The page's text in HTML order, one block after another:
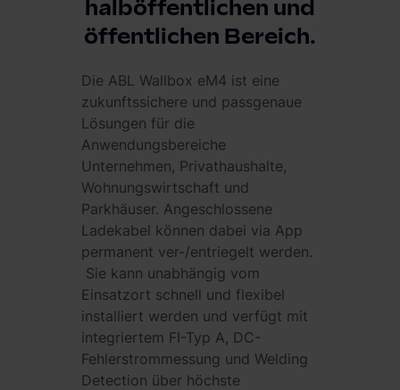
halböffentlichen und
öffentlichen Bereich.
Die ABL Wallbox eM4 ist eine
zukunftssichere und passgenaue
Lösungen für die
Anwendungsbereiche
Unternehmen, Privathaushalte,
Wohnungswirtschaft und
Parkhäuser. Angeschlossene
Ladekabel können dabei via App
permanent ver-/entriegelt werden.
Sie kann unabhängig vom
Einsatzort schnell und flexibel
installiert werden und verfügt mit
integriertem FI-Typ A, DC-
Fehlerstrommessung und Welding
Detection über höchste